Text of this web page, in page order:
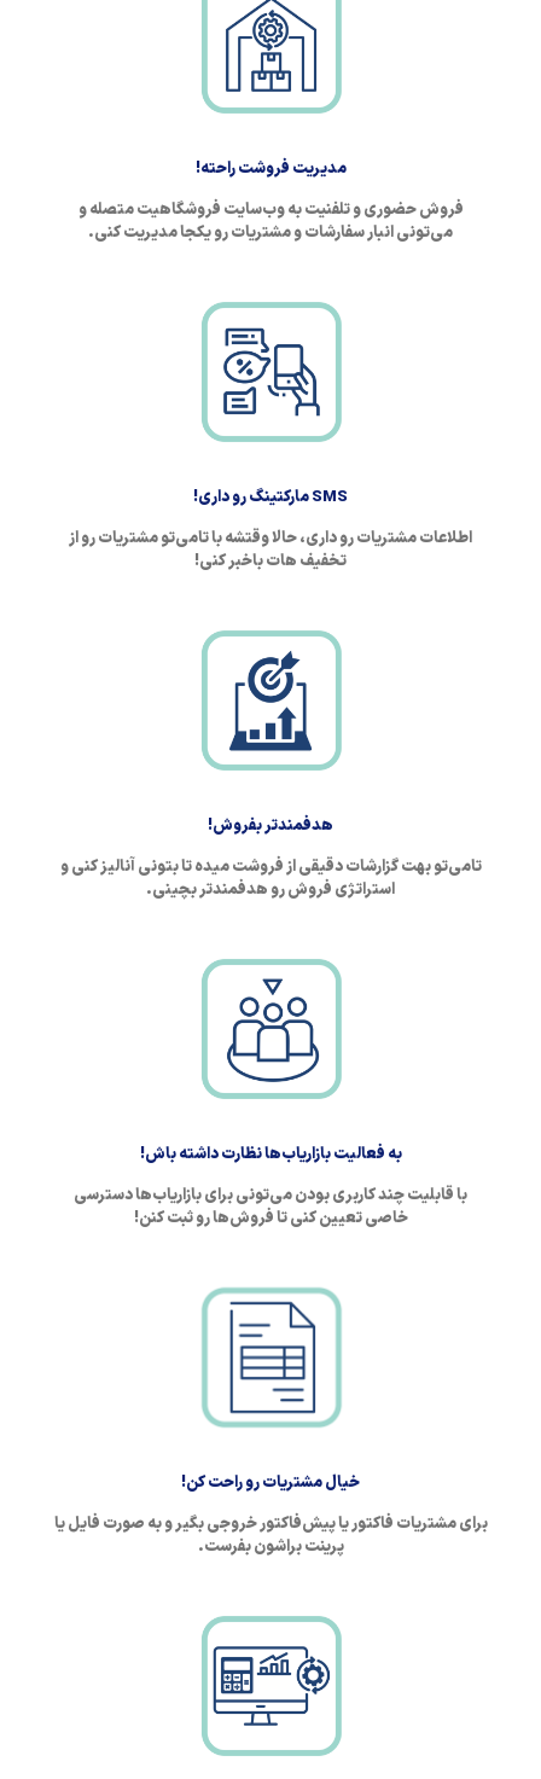
مدیریت فروشت راحته!
فروش حضوری و تلفنیت به وب‌سایت فروشگاهیت متصله و
می‌تونی انبار سفارشات و مشتریات رو یکجا مدیریت کنی.
SMS مارکتینگ رو داری!
اطلاعات مشتریات رو داری، حالا وقتشه با تامی‌تو مشتریات رو از
تخفیف هات باخبر کنی!
هدفمندتر بفروش!
تامی‌تو بهت گزارشات دقیقی از فروشت میده تا بتونی آنالیز کنی و
استراتژی فروش رو هدفمندتر بچینی.
به فعالیت بازاریاب‌ها نظارت داشته باش!
با قابلیت چند کاربری بودن می‌تونی برای بازاریاب‌ها دسترسی
خاصی تعیین کنی تا فروش‌ها رو ثبت کنن!
خیال مشتریات رو راحت کن!
برای مشتریات فاکتور یا پیش‌فاکتور خروجی بگیر و به صورت فایل یا
پرینت براشون بفرست.